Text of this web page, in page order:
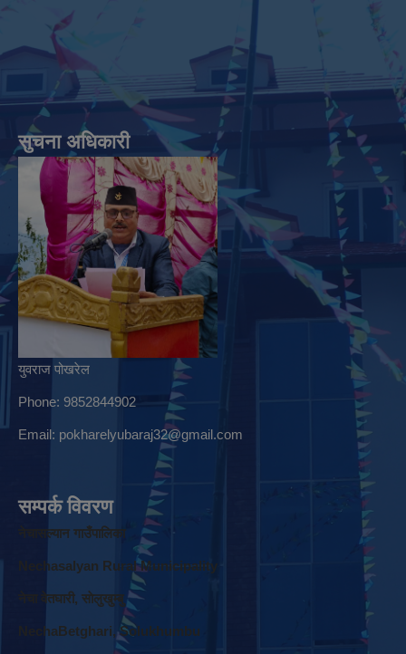
सुचना अधिकारी
युवराज पोखरेल
Phone: 9852844902
Email: pokharelyubaraj32@gmail.com
सम्पर्क विवरण
नेचासल्यान गाउँपालिका
Nechasalyan Rural Municipality
नेचा वेतघारी, साेलुखुम्बु
NechaBetghari, Solukhumbu